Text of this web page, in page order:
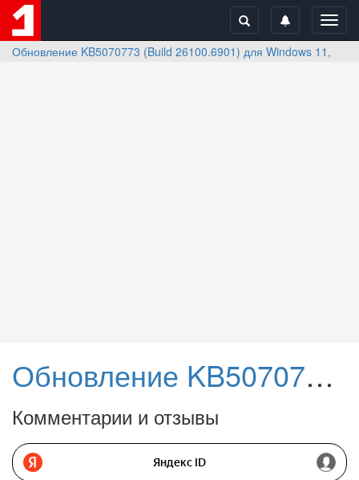
Обновление KB5070773 (Build 26100.6901) для Windows 11,
Обновление KB5070773 (Build 26100.6901) для Windows 11, версия 24H2. Устранена проблема с USB-клавиатурой и мышью в среде восстановления WinRE
Комментарии и отзывы